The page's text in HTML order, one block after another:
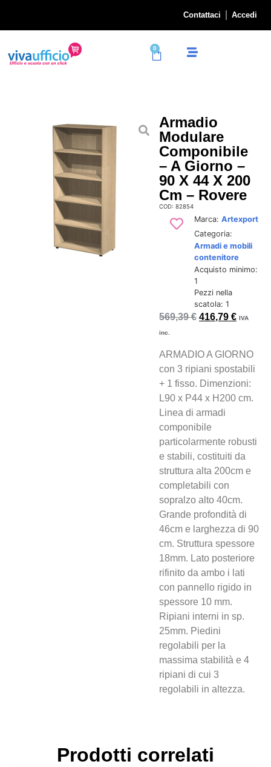
Contattaci Accedi
0
Armadio
Modulare
Componibile
– A Giorno –
90 X 44 X 200
Cm – Rovere
COD: 82854
Marca: Artexport
Categoria:
Armadi e mobili
contenitore
Acquisto minimo:
1
Pezzi nella
scatola: 1
569,39€ 416,79€ IVA
inc.
ARMADIO A GIORNO
con 3 ripiani spostabili
+ 1 fisso. Dimenzioni:
L90 x P44 x H200 cm.
Linea di armadi
componibile
particolarmente robusti
e stabili, costituiti da
struttura alta 200cm e
completabili con
sopralzo alto 40cm.
Grande profondità di
46cm e larghezza di 90
cm. Struttura spessore
18mm. Lato posteriore
rifinito da ambo i lati
con pannello rigido in
spessore 10 mm.
Ripiani interni in sp.
25mm. Piedini
regolabili per la
massima stabilità e 4
ripiani di cui 3
regolabili in altezza.
Prodotti correlati